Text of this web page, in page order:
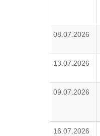
08.07.2026
13.07.2026
09.07.2026
16.07.2026